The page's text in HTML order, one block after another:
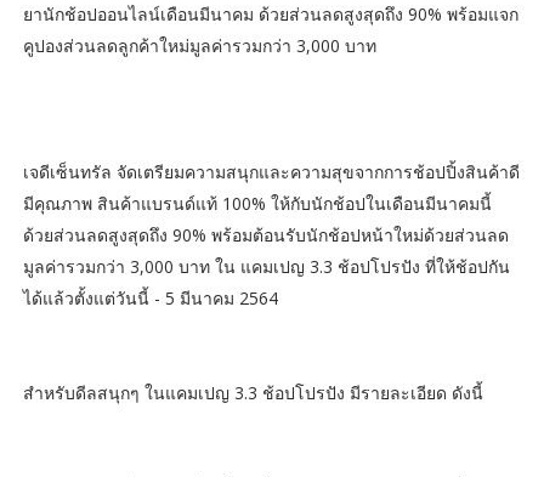
ยานักช้อปออนไลน์เดือนมีนาคม ด้วยส่วนลดสูงสุดถึง 90% พร้อมแจก
คูปองส่วนลดลูกค้าใหม่มูลค่ารวมกว่า 3,000 บาท
เจดีเซ็นทรัล จัดเตรียมความสนุกและความสุขจากการช้อปปิ้งสินค้าดี
มีคุณภาพ สินค้าแบรนด์แท้ 100% ให้กับนักช้อปในเดือนมีนาคมนี้
ด้วยส่วนลดสูงสุดถึง 90% พร้อมต้อนรับนักช้อปหน้าใหม่ด้วยส่วนลด
มูลค่ารวมกว่า 3,000 บาท ใน แคมเปญ 3.3 ช้อปโปรปัง ที่ให้ช้อปกัน
ได้แล้วตั้งแต่วันนี้ - 5 มีนาคม 2564
สำหรับดีลสนุกๆ ในแคมเปญ 3.3 ช้อปโปรปัง มีรายละเอียด ดังนี้